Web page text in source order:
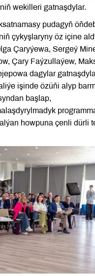
wekilleri gatnaşdylar.
pudagyň
çykyşlaryny öz içine
Çaryýewa, Sergeý
Çary Faýzullaýew,
dagylar
işinde özüňi alyp
başlap,
howpuna çenli dürli